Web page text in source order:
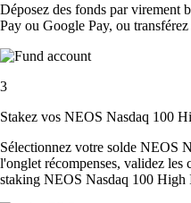
Déposez des fonds par virement
Pay ou Google Pay, ou
3
Stakez vos NEOS Nasdaq 100
Sélectionnez votre solde NEOS
l'onglet récompenses, validez
staking NEOS Nasdaq 100 High